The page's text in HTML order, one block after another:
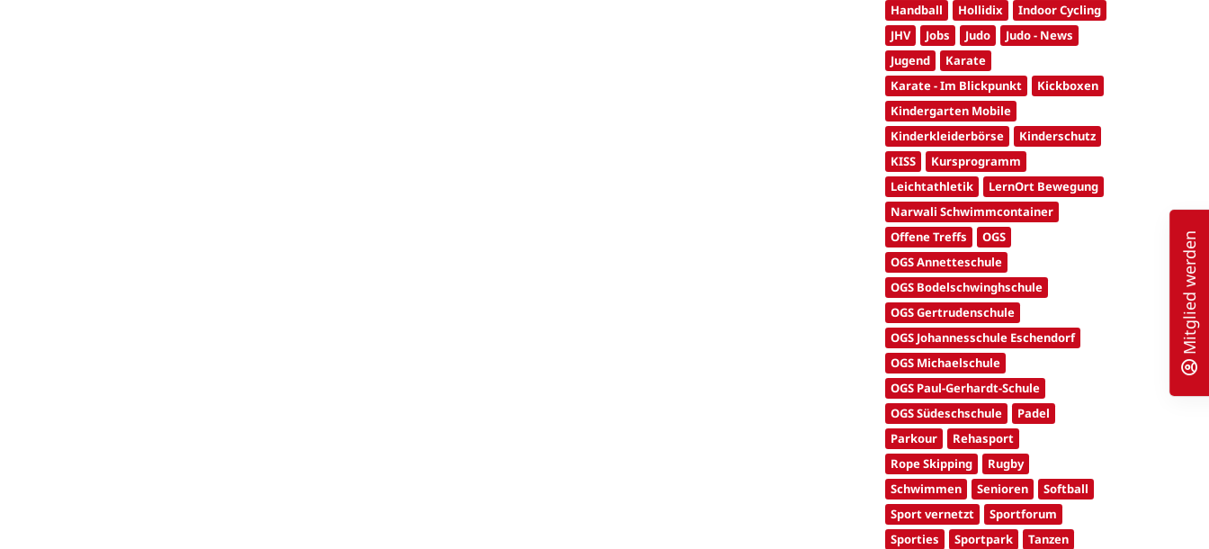
Handball
Hollidix
Indoor Cycling
JHV
Jobs Judo
Judo - News
Jugend
Karate
Karate - Im Blickpunkt
Kickboxen
Kindergarten Mobile
Kinderkleiderbörse
Kinderschutz
KISS
Kursprogramm
Leichtathletik
LernOrt Bewegung
Narwali Schwimmcontainer
Offene Treffs
OGS
OGS Annetteschule
OGS Bodelschwinghschule
OGS Gertrudenschule
OGS Johannesschule Eschendorf
OGS Michaelschule
OGS Paul-Gerhardt-Schule
OGS Südeschschule
Padel
Parkour
Rehasport
Rope Skipping
Rugby
Schwimmen
Senioren
Softball
Sport vernetzt
Sportforum
Sporties
Sportpark
Tanzen
Mitglied werden